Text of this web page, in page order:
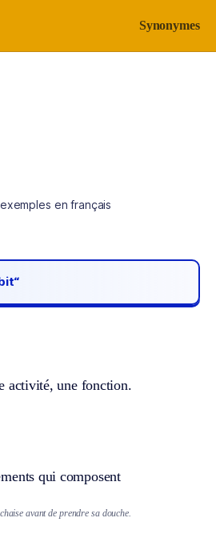
Synonymes
en français
activité, une fonction.
qui composent
avant de prendre sa douche.